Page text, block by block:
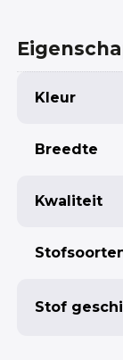
Kleur
Breedte
Kwaliteit
Stof